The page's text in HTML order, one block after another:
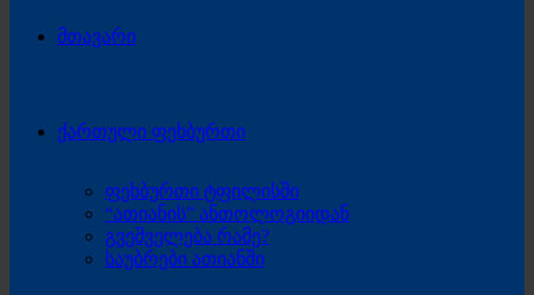
მთავარი
ქართული ფეხბურთი
ფეხბურთი ტფილისში
“ათიანის” ანთოლოგიიდან
გვეშველება რამე?
საუბრები ათიანში